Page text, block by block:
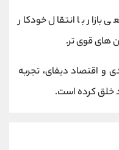
بازار با انتقال خودکار
های قوی‌ تر.
و اقتصاد دیفای، تجربه
خلق کرده است.